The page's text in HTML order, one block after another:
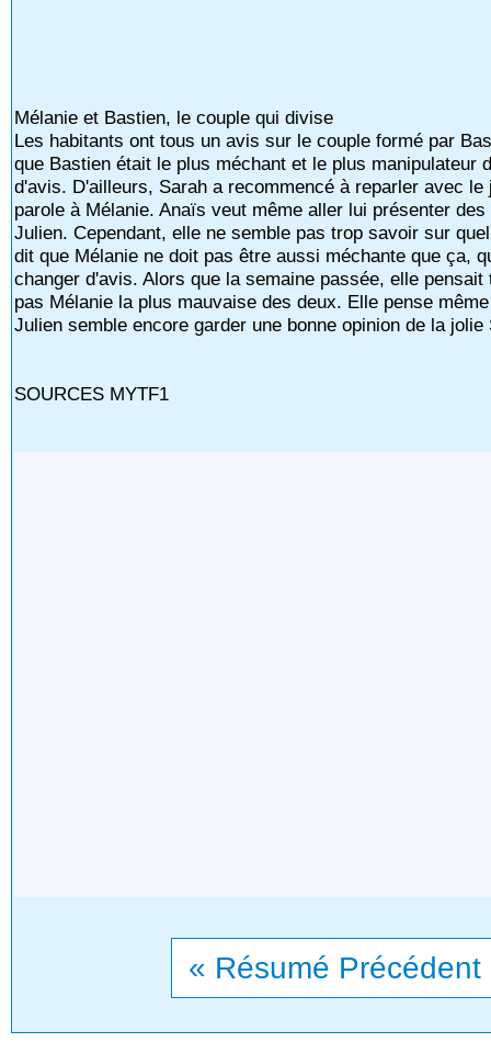
Mélanie et Bastien, le couple qui divise
Les habitants ont tous un avis sur le couple formé par
que Bastien était le plus méchant et le plus
d'avis. D'ailleurs, Sarah a recommencé à reparler avec
parole à Mélanie. Anaïs veut même aller lui présenter
Julien. Cependant, elle ne semble pas trop savoir sur
dit que Mélanie ne doit pas être aussi méchante que ça,
changer d'avis. Alors que la semaine passée, elle
pas Mélanie la plus mauvaise des deux. Elle pense
Julien semble encore garder une bonne opinion de la
SOURCES MYTF1
« Résumé Précédent